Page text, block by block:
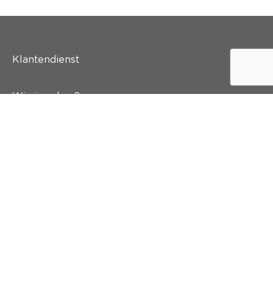
Klantendienst
Wie is colora?